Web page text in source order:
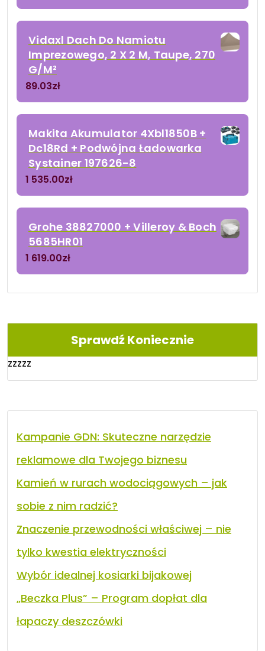
Vidaxl Dach Do Namiotu
Imprezowego, 2 X 2 M, Taupe, 270
G/M²
89.03zł
Makita Akumulator 4Xbl1850B +
Dc18Rd + Podwójna Ładowarka
Systainer 197626-8
1 535.00zł
Grohe 38827000 + Villeroy & Boch
5685HR01
1 619.00zł
Sprawdź Koniecznie
zzzzz
Kampanie GDN: Skuteczne narzędzie
reklamowe dla Twojego biznesu
Kamień w rurach wodociągowych – jak
sobie z nim radzić?
Znaczenie przewodności właściwej – nie
tylko kwestia elektryczności
Wybór idealnej kosiarki bijakowej
„Beczka Plus” – Program dopłat dla
łapaczy deszczówki